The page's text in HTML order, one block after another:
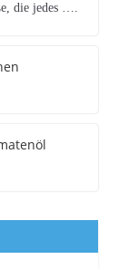
die jedes ….